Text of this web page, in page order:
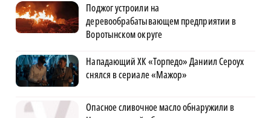
Поджог устроили на
деревообрабатывающем предприятии в
Воротынском округе
Нападающий ХК «Торпедо» Даниил Сероух
снялся в сериале «Мажор»
Опасное сливочное масло обнаружили в